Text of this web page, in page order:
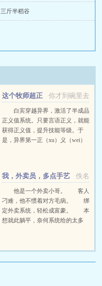
斤半稻谷
你才到碗里去
这个牧师超正
白宾穿越异界，激活了半成品
正义值系统。只要言语正义，就能
获得正义值，提升技能等级。于
是，异界第一正（xu）义（wei）
教，做小领主的教父忽悠离家...佚名
我，外卖员，多点手艺
很合理吧
他是一个外卖小哥。 客人
刁难，他不惯着对方毛病。 绑
定外卖系统，轻松成富豪。 本
想就此躺平，奈何系统给的太多
术？ 他个外卖小哥，要这么多